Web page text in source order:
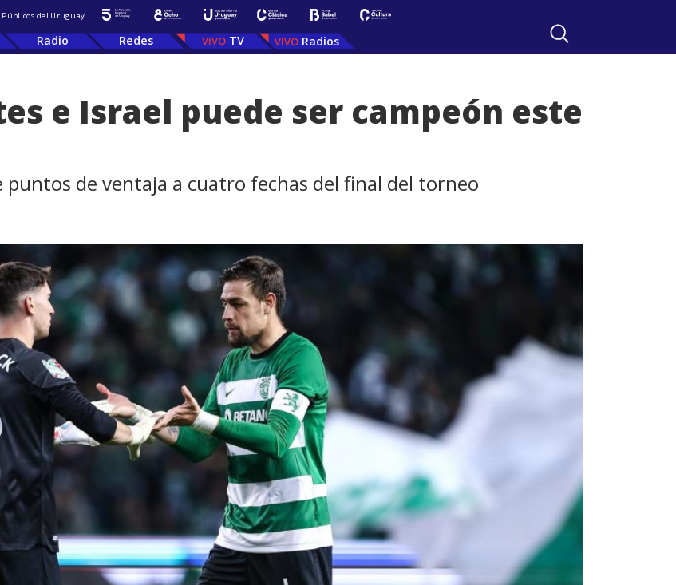
Públicos del Uruguay
Radio Redes TV Radios
e Israel puede ser campeón este
puntos de ventaja a cuatro fechas del final del torneo